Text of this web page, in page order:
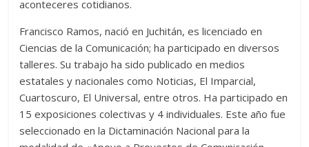
aconteceres cotidianos.
Francisco Ramos, nació en Juchitán, es licenciado en
Ciencias de la Comunicación; ha participado en diversos
talleres. Su trabajo ha sido publicado en medios
estatales y nacionales como Noticias, El Imparcial,
Cuartoscuro, El Universal, entre otros. Ha participado en
15 exposiciones colectivas y 4 individuales. Este año fue
seleccionado en la Dictaminación Nacional para la